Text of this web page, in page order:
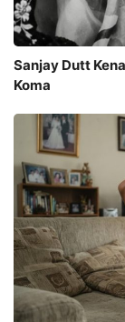
Sanjay Dutt
Koma